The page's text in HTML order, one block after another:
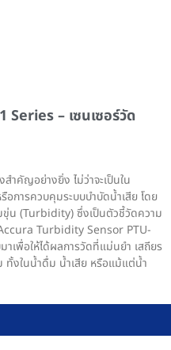
– เซนเซอร์วัด
ำคัญอย่างยิ่ง ไม่ว่าจะเป็นใน
อการควบคุมระบบบำบัดน้ำเสีย โดย
น (Turbidity) ซึ่งเป็นตัวชี้วัดความ
Turbidity Sensor PTU-
เพื่อให้ได้ผลการวัดที่แม่นยำ เสถียร
ทั้งในน้ำดื่ม น้ำเสีย หรือแม้แต่น้ำ